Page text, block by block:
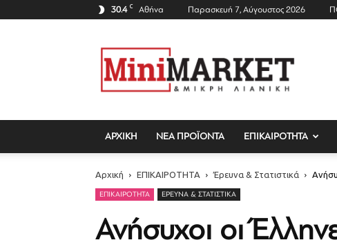
30.4 C Αθήνα Παρασκευή 7, Αύγουστος 2026
Mini
Market
Magazine
ΑΡΧΙΚΗ ΝΕΑ ΠΡΟΪΟΝΤΑ ΕΠΙΚΑΙΡΟΤΗΤΑ
Αρχική ΕΠΙΚΑΙΡΟΤΗΤΑ Έρευνα & Στατιστικά
ΕΠΙΚΑΙΡΟΤΗΤΑ ΈΡΕΥΝΑ & ΣΤΑΤΙΣΤΙΚΆ
Ανήσυχοι οι